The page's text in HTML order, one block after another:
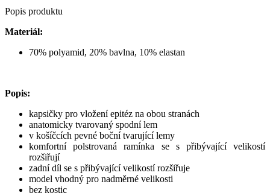
Popis produktu
Materiál:
70% polyamid, 20% bavlna, 10% elastan
Popis:
kapsičky pro vložení epitéz na obou stranách
anatomicky tvarovaný spodní lem
v košíčcích pevné boční tvarující lemy
komfortní polstrovaná ramínka se s přibývající velikostí
rozšiřují
zadní díl se s přibývající velikostí rozšiřuje
model vhodný pro nadměrné velikosti
bez kostic